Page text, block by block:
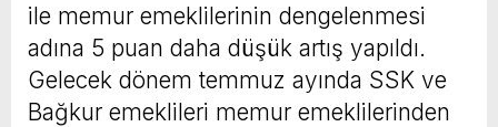
ile memur emeklilerinin dengelenmesi
adına 5 puan daha düşük artış yapıldı.
Gelecek dönem temmuz ayında SSK ve
Bağkur emeklileri memur emeklilerinden